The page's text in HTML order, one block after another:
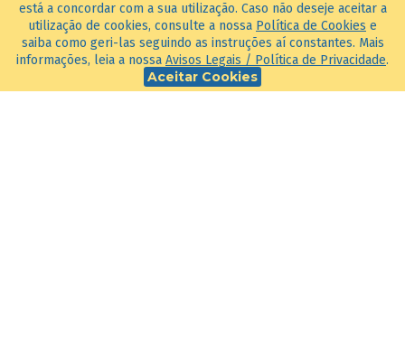
NOTÍCIAS
100 empresas de confiança
está a concordar com a sua utilização. Caso não deseje aceitar a
utilização de cookies, consulte a nossa Política de Cookies e
saiba como geri-las seguindo as instruções aí constantes. Mais
informações, leia a nossa Avisos Legais / Política de Privacidade.
Aceitar Cookies